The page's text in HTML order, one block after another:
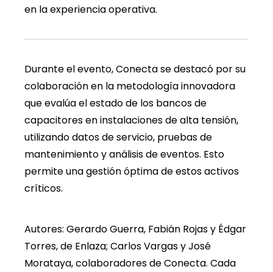
en la experiencia operativa.
Durante el evento, Conecta se destacó por su
colaboración en la metodología innovadora
que evalúa el estado de los bancos de
capacitores en instalaciones de alta tensión,
utilizando datos de servicio, pruebas de
mantenimiento y análisis de eventos. Esto
permite una gestión óptima de estos activos
críticos.
Autores: Gerardo Guerra, Fabián Rojas y Édgar
Torres, de Enlaza; Carlos Vargas y José
Morataya, colaboradores de Conecta. Cada